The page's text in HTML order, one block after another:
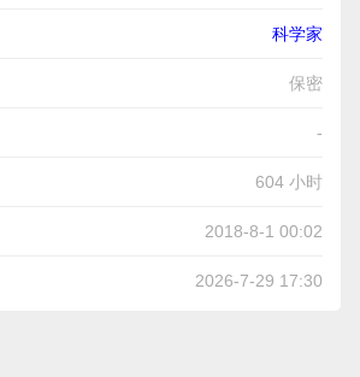
科学家
保密
-
604 小时
2018-8-1 00:02
2026-7-29 17:30